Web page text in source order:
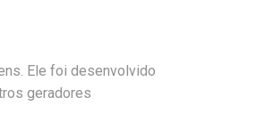
Ele foi desenvolvido
geradores